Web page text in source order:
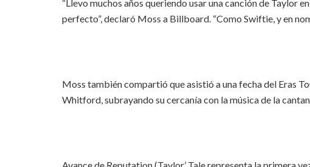
“Llevo muchos años queriendo usar una canción de Taylor
perfecto”, declaró Moss a Billboard. “Como Swiftie, y en
Moss también compartió que asistió a una fecha del Eras
Whitford, subrayando su cercanía con la música de la